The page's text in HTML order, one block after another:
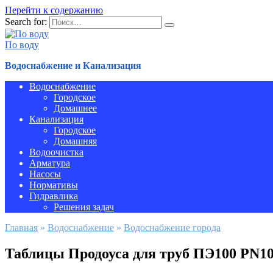
Перейти к содержанию
Search for:
По воду
Водоснабжение и Канализация
Водоснабжение
Городское
Домашнее
Канализация
Городское
Домашняя
Водоочистка
Арматура
Насосы
Нормативы
Гидравлика
Решения задач
Главная » Водоснабжение » Водоснабжение города
Таблицы Продоуса для труб ПЭ100